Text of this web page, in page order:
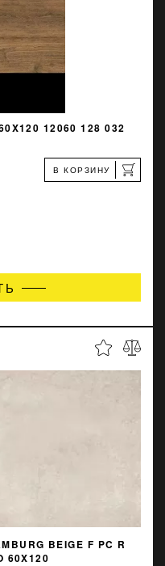
12060 128 032
В КОРЗИНУ
BEIGE F PC R
60X120